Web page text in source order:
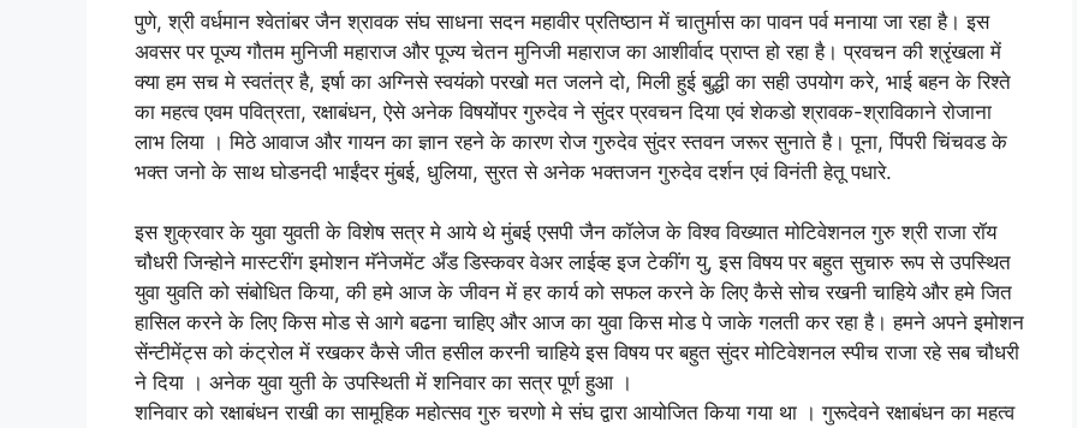
पुणे, श्री वर्धमान श्वेतांबर जैन श्रावक संघ साधना सदन महावीर प्रतिष्ठान में चातुर्मास का पावन पर्व मनाया जा रहा है। इस
अवसर पर पूज्य गौतम मुनिजी महाराज और पूज्य चेतन मुनिजी महाराज का आशीर्वाद प्राप्त हो रहा है। प्रवचन की श्रृंखला में
क्या हम सच मे स्वतंत्र है, इर्षा का अग्निसे स्वयंको परखो मत जलने दो, मिली हुई बुद्धी का सही उपयोग करे, भाई बहन के रिश्ते
का महत्व एवम पवित्रता, रक्षाबंधन, ऐसे अनेक विषयोंपर गुरुदेव ने सुंदर प्रवचन दिया एवं शेकडो श्रावक-श्राविकाने रोजाना
लाभ लिया । मिठे आवाज और गायन का ज्ञान रहने के कारण रोज गुरुदेव सुंदर स्तवन जरूर सुनाते है। पूना, पिंपरी चिंचवड के
भक्त जनो के साथ घोडनदी भाईंदर मुंबई, धुलिया, सुरत से अनेक भक्तजन गुरुदेव दर्शन एवं विनंती हेतू पधारे.
इस शुक्रवार के युवा युवती के विशेष सत्र मे आये थे मुंबई एसपी जैन कॉलेज के विश्व विख्यात मोटिवेशनल गुरु श्री राजा रॉय
चौधरी जिन्होने मास्टरींग इमोशन मॅनेजमेंट अँड डिस्कवर वेअर लाईव्ह इज टेकींग यु, इस विषय पर बहुत सुचारु रूप से उपस्थित
युवा युवति को संबोधित किया, की हमे आज के जीवन में हर कार्य को सफल करने के लिए कैसे सोच रखनी चाहिये और हमे जित
हासिल करने के लिए किस मोड से आगे बढना चाहिए और आज का युवा किस मोड पे जाके गलती कर रहा है। हमने अपने इमोशन
सेंन्टीमेंट्स को कंट्रोल में रखकर कैसे जीत हसील करनी चाहिये इस विषय पर बहुत सुंदर मोटिवेशनल स्पीच राजा रहे सब चौधरी
ने दिया । अनेक युवा युती के उपस्थिती में शनिवार का सत्र पूर्ण हुआ ।
शनिवार को रक्षाबंधन राखी का सामूहिक महोत्सव गुरु चरणो मे संघ द्वारा आयोजित किया गया था । गुरूदेवने रक्षाबंधन का महत्व